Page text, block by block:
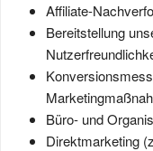
Affiliate-
Bereitstellung
Büro- und
Direktmarketing